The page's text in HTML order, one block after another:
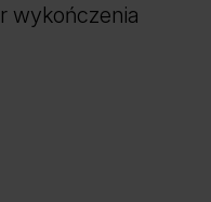
wykończenia